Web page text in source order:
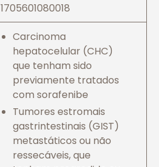
1705601080018
Carcinoma
hepatocelular (CHC)
que tenham sido
previamente tratados
com sorafenibe
Tumores estromais
gastrintestinais (GIST)
metastáticos ou não
ressecáveis, que